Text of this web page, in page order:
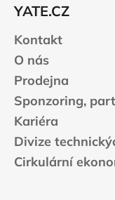
YATE.CZ
Kontakt
O nás
Prodejna
Sponzoring,
Kariéra
Divize
Cirkulární